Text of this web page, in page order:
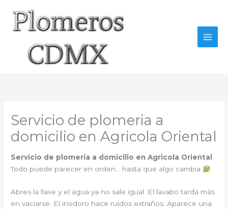
contenido
Servicio de plomeria a
domicilio en Agricola Oriental
Servicio de plomería a domicilio en Agricola Oriental
Todo puede parecer en orden… hasta que algo cambia
Abres la llave y el agua ya no sale igual. El lavabo tarda más
en vaciarse. El inodoro hace ruidos extraños. Aparece una